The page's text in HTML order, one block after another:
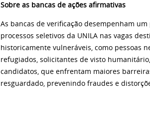
Sobre as bancas deações afirmativas
As bancas de verificação desempenham
processos seletivos da UNILA nas vagas
historicamente vulneráveis, como pessoas
refugiados, solicitantes de visto
candidatos, que enfrentam maiores
resguardado, prevenindo fraudes e